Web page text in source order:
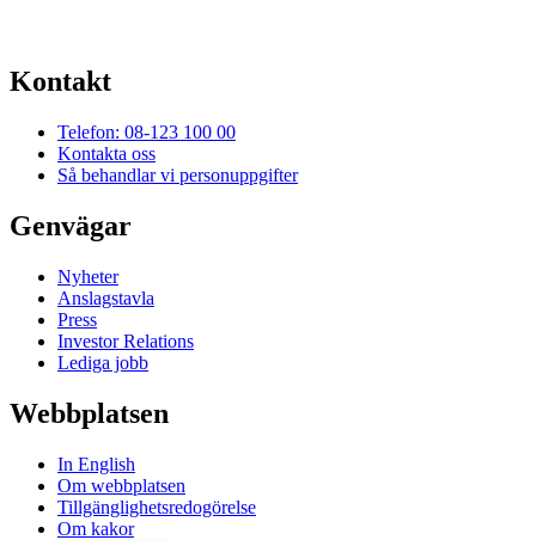
Kontakt
Telefon: 08-123 100 00
Kontakta oss
Så behandlar vi personuppgifter
Genvägar
Nyheter
Anslagstavla
Press
Investor Relations
Lediga jobb
Webbplatsen
In English
Om webbplatsen
Tillgänglighetsredogörelse
Om kakor